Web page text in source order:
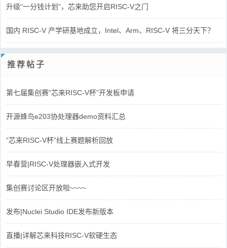
升级“一分钱计划”，芯来助您开启RISC-V之门
国内 RISC-V 产学研基地成立，Intel、Arm、RISC-V 将三分天下？
推荐帖子
第七届集创赛“芯来RISC-V杯”开发板申请
开源蜂鸟e203协处理器demo资料汇总
“芯来RISC-V杯”线上赛题解析回放
早春营|RISC-V处理器嵌入式开发
集创赛讨论区开放啦~~~~
发布|Nuclei Studio IDE发布新版本
直播|详解芯来科技RISC-V软硬生态